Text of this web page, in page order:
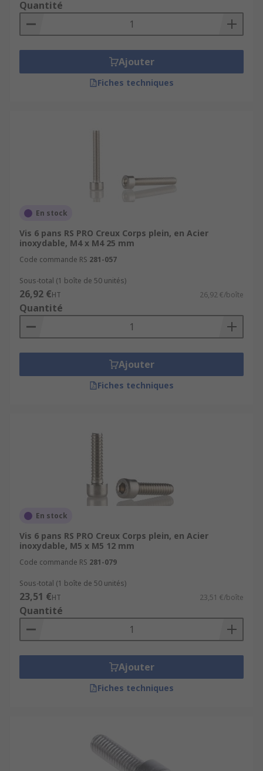
Quantité
Ajouter
Fiches techniques
En stock
Vis 6 pans RS PRO Creux Corps plein, en Acier
inoxydable, M4 x M4 25 mm
Code commande RS 281-057
Sous-total (1 boîte de 50 unités)
26,92 €HT 26,92 €/boîte
Quantité
Ajouter
Fiches techniques
En stock
Vis 6 pans RS PRO Creux Corps plein, en Acier
inoxydable, M5 x M5 12 mm
Code commande RS 281-079
Sous-total (1 boîte de 50 unités)
23,51 €HT 23,51 €/boîte
Quantité
Ajouter
Fiches techniques